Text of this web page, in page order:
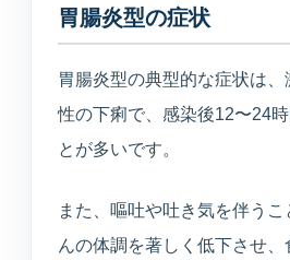
胃腸炎型の症状
胃腸炎型の典型的な症状は
性の下痢で、感染後12〜24
とが多いです。
また、嘔吐や吐き気を伴うこ
んの体調を著しく低下させ